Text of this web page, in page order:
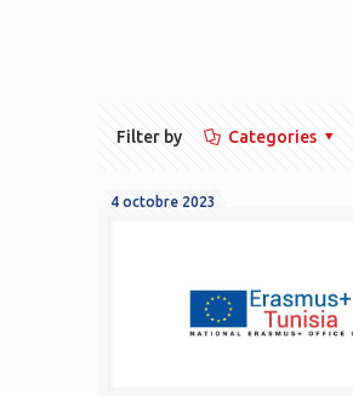
Filter by Categories
4 octobre 2023